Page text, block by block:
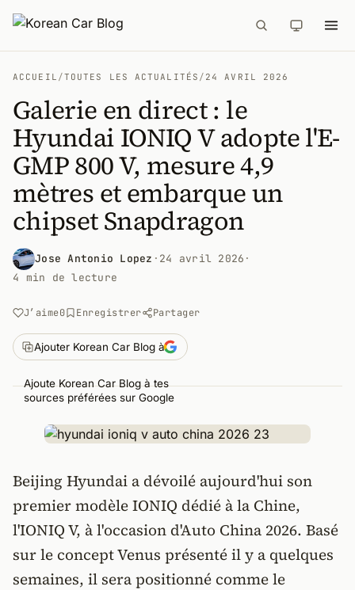
ACCUEIL /TOUTES LES ACTUALITÉS / 24 AVRIL 2026
Galerie en direct : le
Hyundai IONIQ V adopte l'E-
GMP 800 V, mesure 4,9
mètres et embarque un
chipset Snapdragon
Jose Antonio Lopez · 24 avril 2026 ·
4 min de lecture
J’aime0 Enregistrer Partager
Ajouter Korean Car Blog à
Ajoute Korean Car Blog à tes
sources préférées sur Google
Beijing Hyundai a dévoilé aujourd'hui son
premier modèle IONIQ dédié à la Chine,
l'IONIQ V, à l'occasion d'Auto China 2026. Basé
sur le concept Venus présenté il y a quelques
semaines, il sera positionné comme le